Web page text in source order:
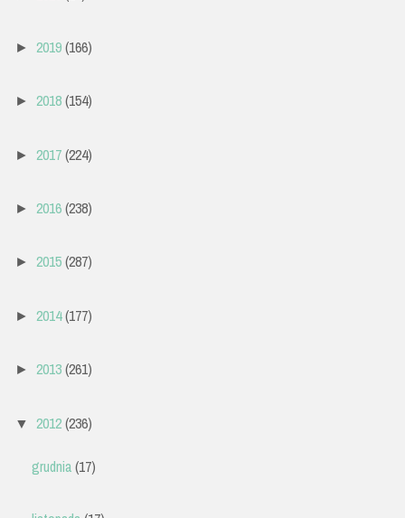
► 2019(166)
► 2018(154)
► 2017(224)
► 2016(238)
► 2015(287)
► 2014(177)
► 2013(261)
▼ 2012(236)
grudnia(17)